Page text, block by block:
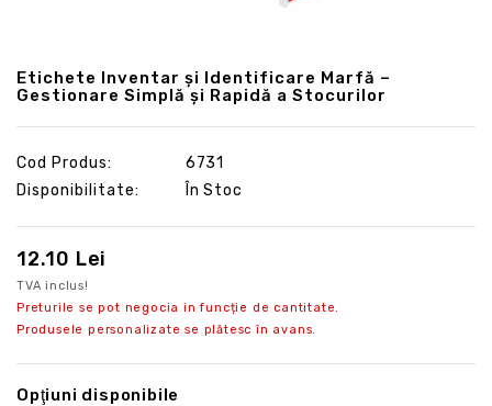
Etichete Inventar și Identificare Marfă –
Gestionare Simplă și Rapidă a Stocurilor
Cod Produs:
6731
Disponibilitate:
În Stoc
12.10 Lei
TVA inclus!
Preturile se pot negocia in funcție de cantitate.
Produsele personalizate se plătesc în avans.
Opţiuni disponibile